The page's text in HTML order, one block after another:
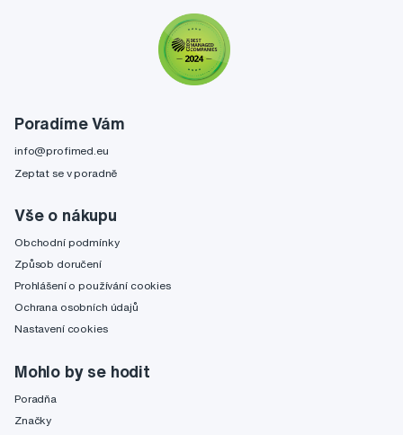
Poradíme Vám
info@profimed.eu
Zeptat se v poradně
Vše o nákupu
Obchodní podmínky
Způsob doručení
Prohlášení o používání cookies
Ochrana osobních údajů
Nastavení cookies
Mohlo by se hodit
Poradňa
Značky